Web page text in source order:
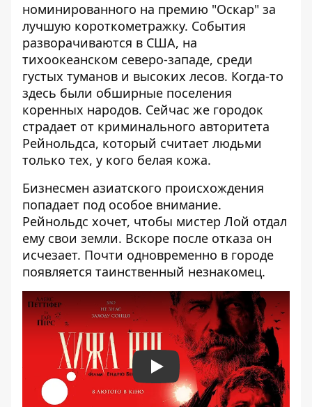
номинированного на премию "Оскар" за
лучшую короткометражку. События
разворачиваются в США, на
тихоокеанском северо-западе, среди
густых туманов и высоких лесов. Когда-то
здесь были обширные поселения
коренных народов. Сейчас же городок
страдает от криминального авторитета
Рейнольдса, который считает людьми
только тех, у кого белая кожа.
Бизнесмен азиатского происхождения
попадает под особое внимание.
Рейнольдс хочет, чтобы мистер Лой отдал
ему свои земли. Вскоре после отказа он
исчезает. Почти одновременно в городе
появляется таинственный незнакомец.
Play